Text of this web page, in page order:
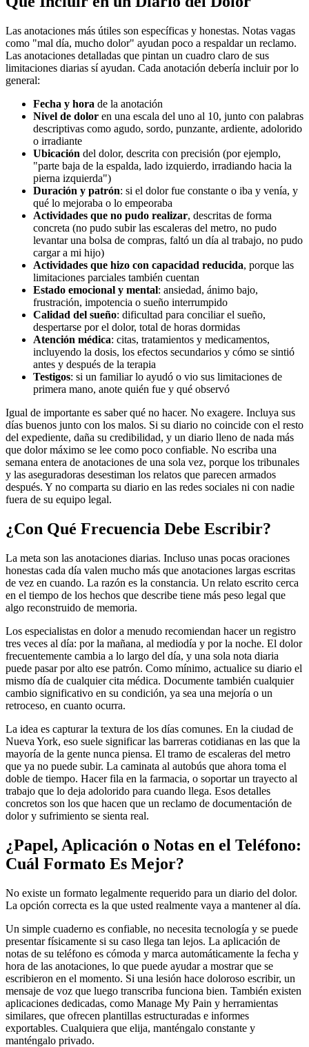
Las anotaciones más útiles son específicas y honestas. Notas vagas
como "mal día, mucho dolor" ayudan poco a respaldar un reclamo.
Las anotaciones detalladas que pintan un cuadro claro de sus
limitaciones diarias sí ayudan. Cada anotación debería incluir por lo
general:
Fecha y hora de la anotación
Nivel de dolor en una escala del uno al 10, junto con palabras
descriptivas como agudo, sordo, punzante, ardiente, adolorido
o irradiante
Ubicación del dolor, descrita con precisión (por ejemplo,
"parte baja de la espalda, lado izquierdo, irradiando hacia la
pierna izquierda")
Duración y patrón: si el dolor fue constante o iba y venía, y
qué lo mejoraba o lo empeoraba
Actividades que no pudo realizar, descritas de forma
concreta (no pudo subir las escaleras del metro, no pudo
levantar una bolsa de compras, faltó un día al trabajo, no pudo
cargar a mi hijo)
Actividades que hizo con capacidad reducida, porque las
limitaciones parciales también cuentan
Estado emocional y mental: ansiedad, ánimo bajo,
frustración, impotencia o sueño interrumpido
Calidad del sueño: dificultad para conciliar el sueño,
despertarse por el dolor, total de horas dormidas
Atención médica: citas, tratamientos y medicamentos,
incluyendo la dosis, los efectos secundarios y cómo se sintió
antes y después de la terapia
Testigos: si un familiar lo ayudó o vio sus limitaciones de
primera mano, anote quién fue y qué observó
Igual de importante es saber qué no hacer. No exagere. Incluya sus
días buenos junto con los malos. Si su diario no coincide con el resto
del expediente, daña su credibilidad, y un diario lleno de nada más
que dolor máximo se lee como poco confiable. No escriba una
semana entera de anotaciones de una sola vez, porque los tribunales
y las aseguradoras desestiman los relatos que parecen armados
después. Y no comparta su diario en las redes sociales ni con nadie
fuera de su equipo legal.
¿Con Qué Frecuencia Debe Escribir?
La meta son las anotaciones diarias. Incluso unas pocas oraciones
honestas cada día valen mucho más que anotaciones largas escritas
de vez en cuando. La razón es la constancia. Un relato escrito cerca
en el tiempo de los hechos que describe tiene más peso legal que
algo reconstruido de memoria.
Los especialistas en dolor a menudo recomiendan hacer un registro
tres veces al día: por la mañana, al mediodía y por la noche. El dolor
frecuentemente cambia a lo largo del día, y una sola nota diaria
puede pasar por alto ese patrón. Como mínimo, actualice su diario el
mismo día de cualquier cita médica. Documente también cualquier
cambio significativo en su condición, ya sea una mejoría o un
retroceso, en cuanto ocurra.
La idea es capturar la textura de los días comunes. En la ciudad de
Nueva York, eso suele significar las barreras cotidianas en las que la
mayoría de la gente nunca piensa. El tramo de escaleras del metro
que ya no puede subir. La caminata al autobús que ahora toma el
doble de tiempo. Hacer fila en la farmacia, o soportar un trayecto al
trabajo que lo deja adolorido para cuando llega. Esos detalles
concretos son los que hacen que un reclamo de documentación de
dolor y sufrimiento se sienta real.
¿Papel, Aplicación o Notas en el Teléfono:
Cuál Formato Es Mejor?
No existe un formato legalmente requerido para un diario del dolor.
La opción correcta es la que usted realmente vaya a mantener al día.
Un simple cuaderno es confiable, no necesita tecnología y se puede
presentar físicamente si su caso llega tan lejos. La aplicación de
notas de su teléfono es cómoda y marca automáticamente la fecha y
hora de las anotaciones, lo que puede ayudar a mostrar que se
escribieron en el momento. Si una lesión hace doloroso escribir, un
mensaje de voz que luego transcriba funciona bien. También existen
aplicaciones dedicadas, como Manage My Pain y herramientas
similares, que ofrecen plantillas estructuradas e informes
exportables. Cualquiera que elija, manténgalo constante y
manténgalo privado.